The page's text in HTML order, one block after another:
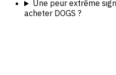
Une peur extrême
acheter DOGS ?